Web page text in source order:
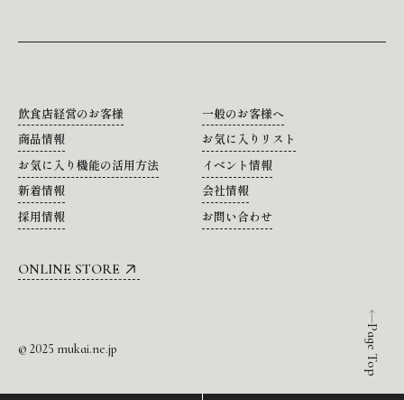
Page Top
飲食店経営のお客様
一般のお客様へ
商品情報
お気に入りリスト
お気に入り機能の活用方法
イベント情報
新着情報
会社情報
採用情報
お問い合わせ
ONLINE STORE
© 2025 mukai.ne.jp